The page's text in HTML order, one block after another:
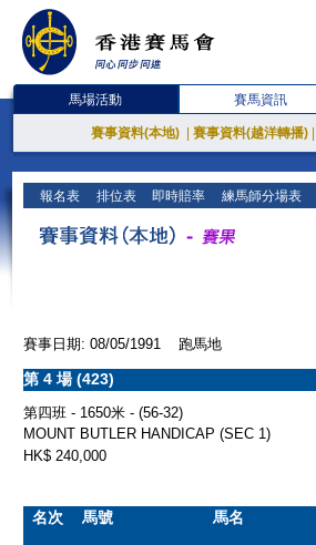
馬場活動 賽馬資訊
賽事資料(本地) 賽事資料(越洋轉播)
報名表 排位表 即時賠率 練馬師分場表
賽事日期: 08/05/1991 跑馬地
第 4 場 (423)
第四班 - 1650米 - (56-32)
MOUNT BUTLER HANDICAP (SEC 1)
HK$ 240,000
名次 馬號 馬名